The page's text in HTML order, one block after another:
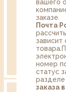
вашего
заказе.
Почта
зависит
номер
статус
разделе
заказа